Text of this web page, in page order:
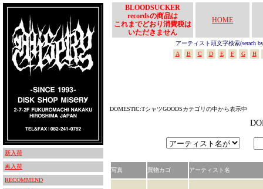
新入荷
再入荷
RECOMMEND
BLOODSUCKER
recordsの商品は
これまでどおり消費税は
いただきません
HOME
アーティスト頭文字検索(serach
A
B C D E F G H
DOMESTIC:TシャツGOODSカテゴリの中から表示中
写真 買物カゴ アーティスト名